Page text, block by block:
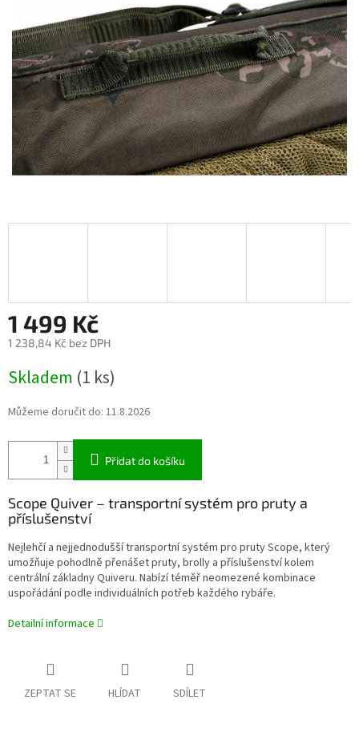
1 499 Kč
1 238,84 Kč bez DPH
cena:
Skladem (1 ks)
Můžeme doručit do: 11.8.2026
Přidat do košíku
Scope Quiver – transportní systém pro pruty a
příslušenství
Nejlehčí a nejjednodušší transportní systém pro pruty Scope, který
umožňuje pohodlně přenášet pruty, brolly a příslušenství kolem
centrální základny Quiveru. Nabízí téměř neomezené kombinace
uspořádání podle individuálních potřeb každého rybáře.
Detailní informace
ZEPTAT SE HLÍDAT SDÍLET